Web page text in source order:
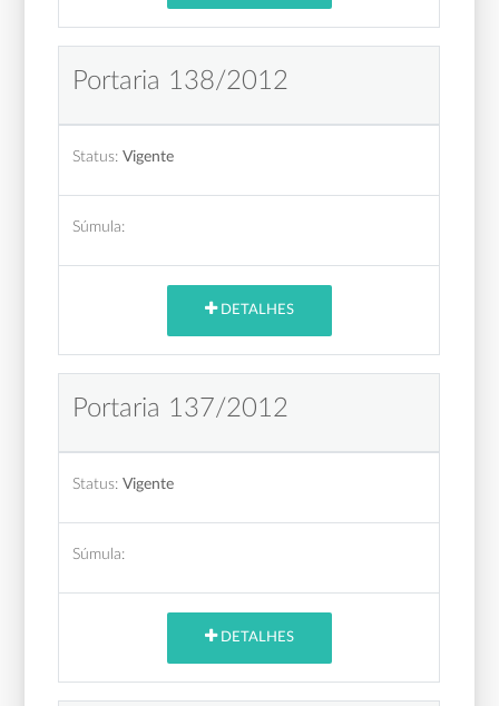
Portaria 138/2012
Status: Vigente
Súmula:
DETALHES
Portaria 137/2012
Status: Vigente
Súmula:
DETALHES